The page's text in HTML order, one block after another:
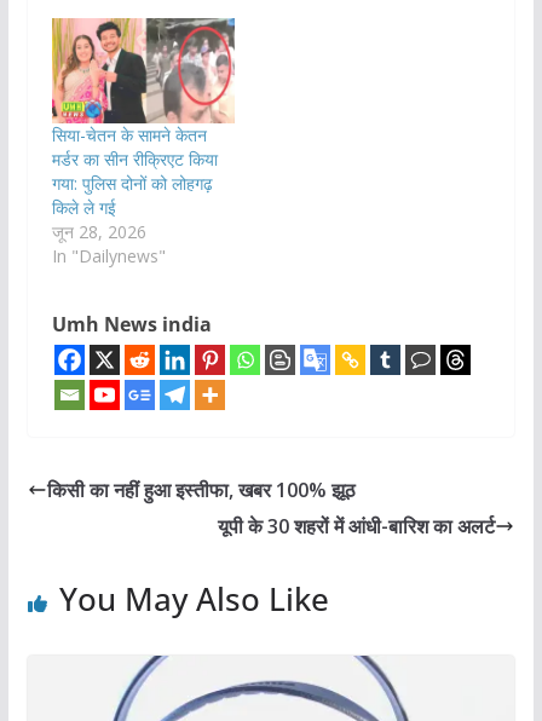
सिया-चेतन के सामने केतन
मर्डर का सीन रीक्रिएट किया
गया: पुलिस दोनों को लोहगढ़
किले ले गई
जून 28, 2026
In "Dailynews"
Umh News india
किसी का नहीं हुआ इस्तीफा, खबर 100% झूठ
यूपी के 30 शहरों में आंधी-बारिश का अलर्ट
You May Also Like